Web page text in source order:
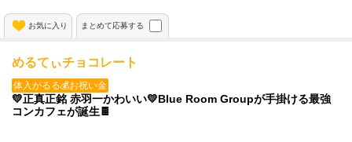
お気に入り まとめて応募する
めるてぃチョコレート
体入がるる💰お祝い金
💛正真正銘 赤羽一かわいい💛Blue Room Groupが手掛ける最強
コンカフェが誕生🍫